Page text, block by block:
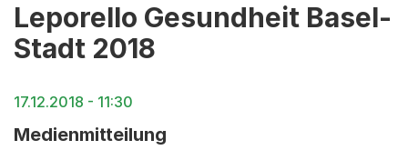
Leporello Gesundheit Basel-
Stadt 2018
17.12.2018 - 11:30
Medienmitteilung